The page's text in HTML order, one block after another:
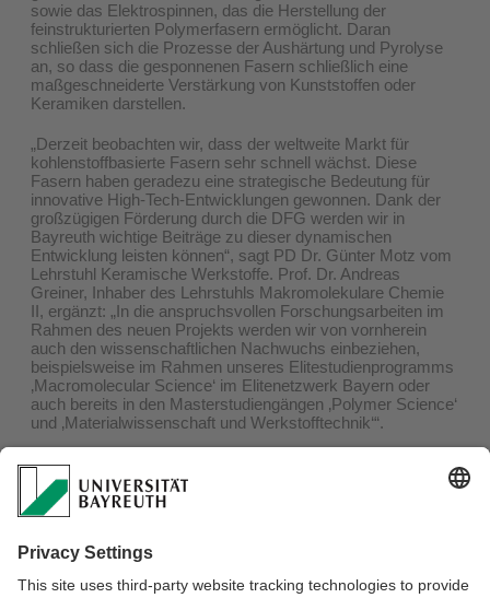
sowie das Elektrospinnen, das die Herstellung der
feinstrukturierten Polymerfasern ermöglicht. Daran
schließen sich die Prozesse der Aushärtung und Pyrolyse
an, so dass die gesponnenen Fasern schließlich eine
maßgeschneiderte Verstärkung von Kunststoffen oder
Keramiken darstellen.
„Derzeit beobachten wir, dass der weltweite Markt für
kohlenstoffbasierte Fasern sehr schnell wächst. Diese
Fasern haben geradezu eine strategische Bedeutung für
innovative High-Tech-Entwicklungen gewonnen. Dank der
großzügigen Förderung durch die DFG werden wir in
Bayreuth wichtige Beiträge zu dieser dynamischen
Entwicklung leisten können“, sagt PD Dr. Günter Motz vom
Lehrstuhl Keramische Werkstoffe. Prof. Dr. Andreas
Greiner, Inhaber des Lehrstuhls Makromolekulare Chemie
II, ergänzt: „In die anspruchsvollen Forschungsarbeiten im
Rahmen des neuen Projekts werden wir von vornherein
auch den wissenschaftlichen Nachwuchs einbeziehen,
beispielsweise im Rahmen unseres Elitestudienprogramms
‚Macromolecular Science‘ im Elitenetzwerk Bayern oder
auch bereits in den Masterstudiengängen ‚Polymer Science‘
und ‚Materialwissenschaft und Werkstofftechnik‘“.
Foto zum Download:
https://www.uni-
bayreuth.de/de/universitaet/presse/pressemitteilungen/2021/047-
neue-carbonfasern/
Kontakte:
PD Dr. Günter Motz / Prof. Dr.-Ing. Stefan Schafföner